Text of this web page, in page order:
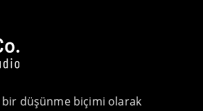
bir düşünme biçimi olarak